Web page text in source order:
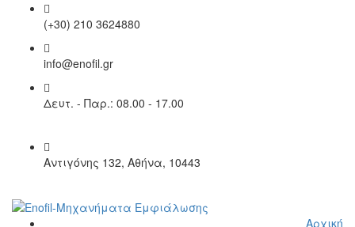
(+30) 210 3624880
info@enofil.gr
Δευτ. - Παρ.: 08.00 - 17.00
Αντιγόνης 132, Αθήνα, 10443
Αρχική